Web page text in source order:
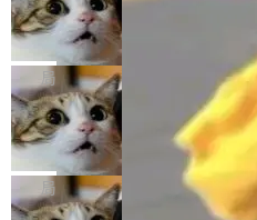
字，留下了这份纪念。 雷霄骅曾是
数字电视技术方向的博士生，长期
频技...
务，最终却产生了 180 万美元的账
超出原定预算 860%。 更令人意
最终并未成功落地，而高额算力消
达 5 个月，公司直到财务对账时
意味着一个无人看管的 AI 程序，
里日夜不停地"烧钱"。 复盘显示，
且按目前的速度，中国 AI 工具预
2027 年就能追上美国前沿实验室
ngue 把原因归结为一件事：开放
AI 开发者在一个共享和协作的生
而美国模型厂商在"闭门造车"。他
ding in silos"——各自为战，互不
断从他嘴里说出来分量不同。
全球最大的开源 AI 平台，上面跑
当 AI agent 把源码变成了最好
统，开发者工具必须开源
五年前，David Crawshaw 问过
一个问题：你写过什么给自己用
乎都是没有。工程师们整天用别人
序给别人用。偶尔有人自己写个博
家居控制、家庭实验室，都算稀奇
aw 是 Shelley 的作者，一个开源
nt。他最近在博客上写了一篇文章
局
DeepSeek Harness 宣布内测
网最大规模开源 Agent 路演现
一条内测招募帖，发出去的时候
会变成一场开源 Agent 生态的路
DeepSeek Harness 团队负责人
局